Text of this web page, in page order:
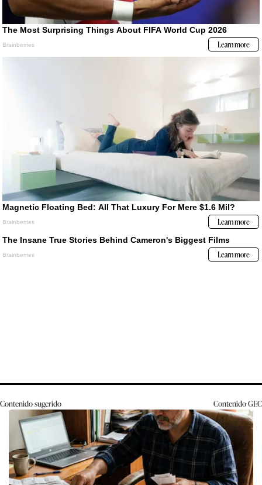
Contenido sugerido ContenidoGEC